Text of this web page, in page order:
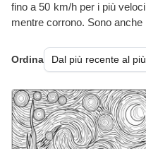
fino a 50 km/h per i più
mentre corrono. Sono
Ordina